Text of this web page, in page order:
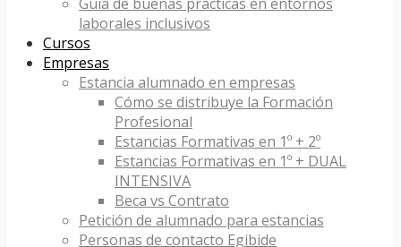
laborales inclusivos
Cursos
Empresas
Estancia alumnado en empresas
Cómo se distribuye la Formación
Profesional
Estancias Formativas en 1º + 2º
Estancias Formativas en 1º + DUAL
INTENSIVA
Beca vs Contrato
Petición de alumnado para estancias
Personas de contacto Egibide